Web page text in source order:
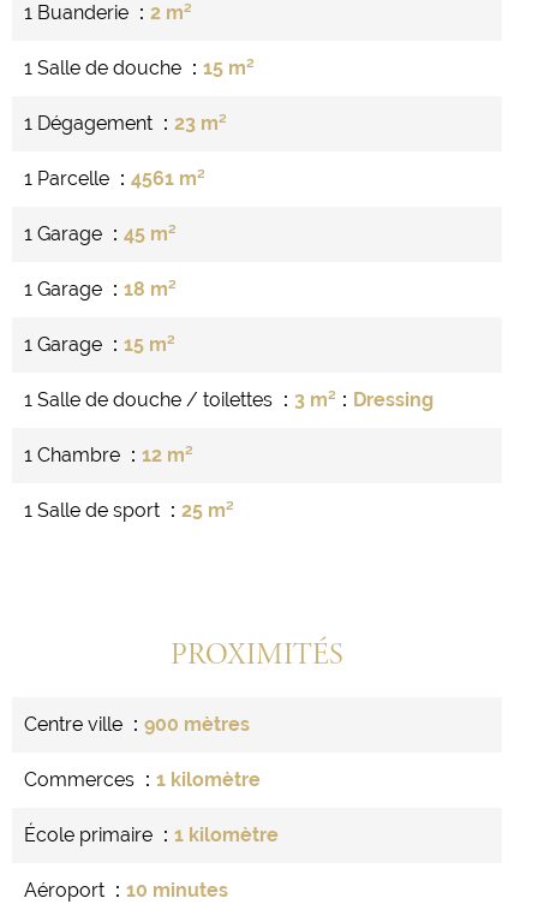
1 Buanderie 2 m²
1 Salle de douche 15 m²
1 Dégagement 23 m²
1 Parcelle 4561 m²
1 Garage 45 m²
1 Garage 18 m²
1 Garage 15 m²
1 Salle de douche / toilettes 3 m² Dressing
1 Chambre 12 m²
1 Salle de sport 25 m²
PROXIMITÉS
Centre ville 900 mètres
Commerces 1 kilomètre
École primaire 1 kilomètre
Aéroport 10 minutes